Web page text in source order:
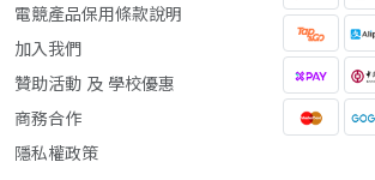
電競產品保用條款說明
加入我們
贊助活動 及 學校優惠
商務合作
隱私權政策